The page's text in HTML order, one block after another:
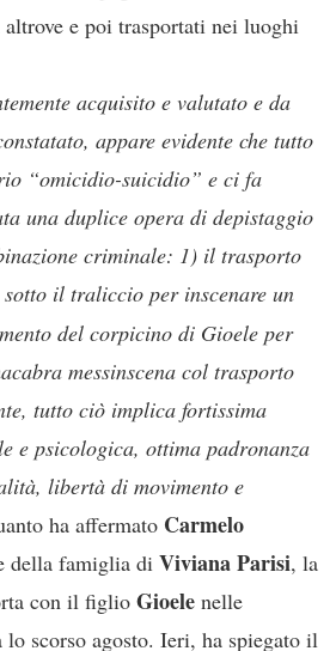
altrove e poi trasportati nei luoghi
acquisito e valutato e da
appare evidente che tutto
“omicidio-suicidio” e ci fa
una duplice opera di depistaggio
criminale: 1) il trasporto
sotto il traliccio per inscenare un
del corpicino di Gioele per
messinscena col trasporto
tutto ciò implica fortissima
e psicologica, ottima padronanza
libertà di movimento e
ha affermato Carmelo
della famiglia di Viviana Parisi, la
con il figlio Gioele nelle
lo scorso agosto. Ieri, ha spiegato il